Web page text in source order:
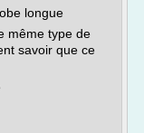
longue
même type de
savoir que ce